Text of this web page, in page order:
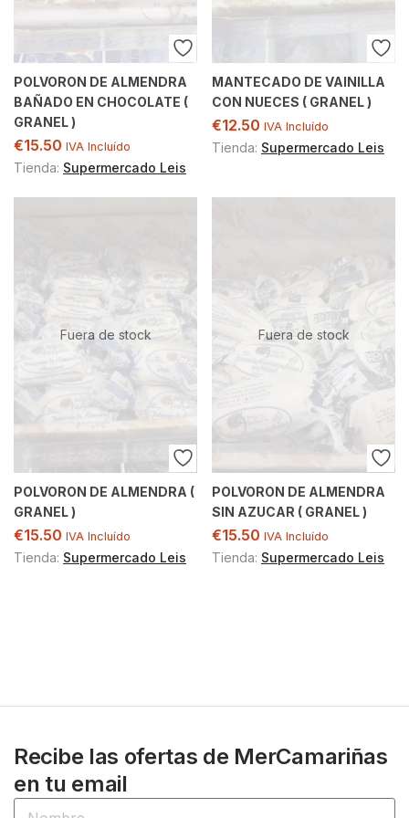
POLVORON DE ALMENDRA
BAÑADO EN CHOCOLATE (
GRANEL )
€15.50 IVA Incluído
Tienda: Supermercado Leis
MANTECADO DE VAINILLA
CON NUECES ( GRANEL )
€12.50 IVA Incluído
Tienda: Supermercado Leis
Fuera de stock
POLVORON DE ALMENDRA (
GRANEL )
€15.50 IVA Incluído
Tienda: Supermercado Leis
Fuera de stock
POLVORON DE ALMENDRA
SIN AZUCAR ( GRANEL )
€15.50 IVA Incluído
Tienda: Supermercado Leis
Recibe las ofertas de MerCamariñas
en tu email